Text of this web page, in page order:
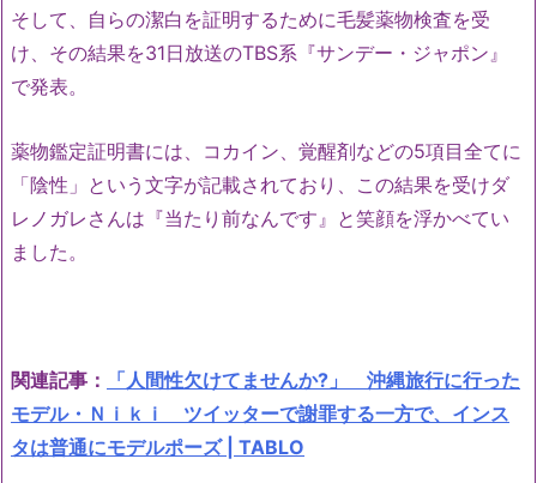
そして、自らの潔白を証明するために毛髪薬物検査を受
け、その結果を31日放送のTBS系『サンデー・ジャポン』
で発表。
薬物鑑定証明書には、コカイン、覚醒剤などの5項目全てに
「陰性」という文字が記載されており、この結果を受けダ
レノガレさんは『当たり前なんです』と笑顔を浮かべてい
ました。
関連記事：
「人間性欠けてませんか?」 沖縄旅行に行った
モデル・Ｎｉｋｉ ツイッターで謝罪する一方で、インス
タは普通にモデルポーズ | TABLO